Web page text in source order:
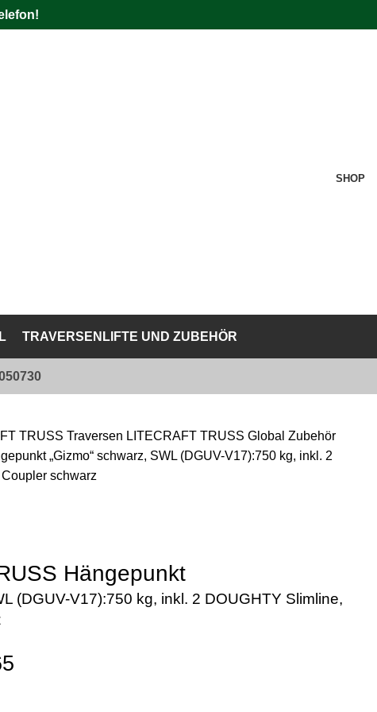
SHOP
TRAVERSENLIFTE UND ZUBEHÖR
TRUSS Traversen LITECRAFT TRUSS Global Zubehör
„Gizmo“ schwarz, SWL (DGUV-V17):750 kg, inkl. 2
schwarz
Hängepunkt
(DGUV-V17):750 kg, inkl. 2 DOUGHTY Slimline,